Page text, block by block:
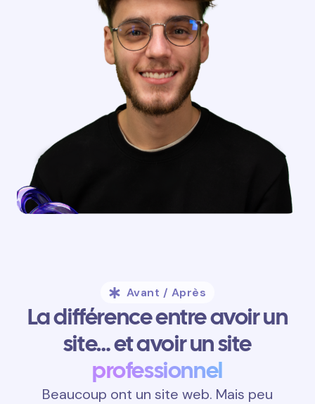
Avant / Après
La différence entre avoir un
site… et avoir un site
professionnel
Beaucoup ont un site web. Mais peu